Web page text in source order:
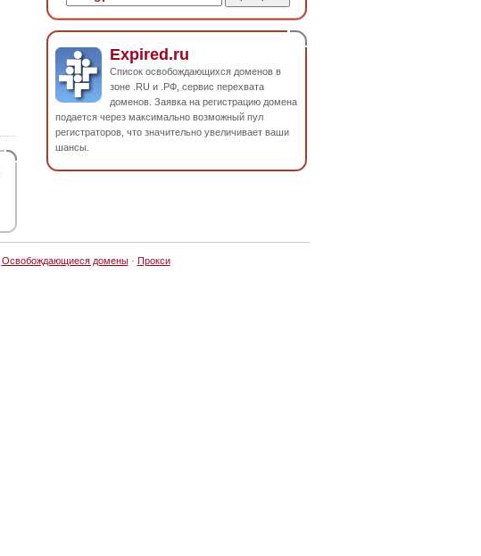
Expired.ru
Список освобождающихся доменов в
зоне .RU и .РФ, сервис перехвата
доменов. Заявка на регистрацию домена
подается через максимально возможный пул
регистраторов, что значительно увеличивает ваши
шансы.
Освобождающиеся домены· Прокси